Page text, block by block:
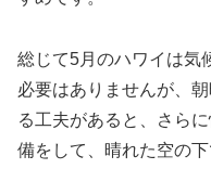
総じて5月のハワイは気
必要はありませんが、
る工夫があると、さら
備をして、晴れた空の